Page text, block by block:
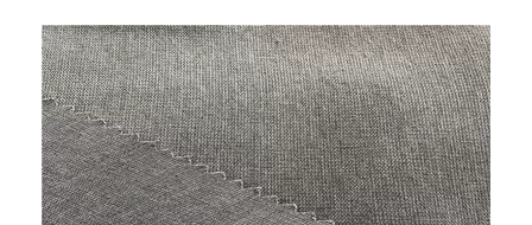
SITEMAP
PRIVACY
POLICY